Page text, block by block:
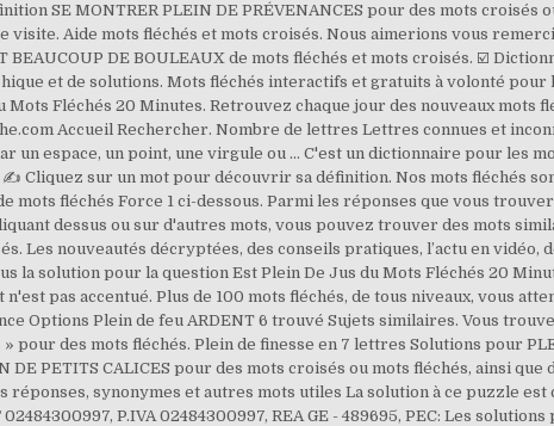
SE MONTRER PLEIN DE PRÉVENANCES pour des mots croisés
Aide mots fléchés et mots croisés. Nous aimerions vous
BEAUCOUP DE BOULEAUX de mots fléchés et mots croisés. ☑️
et de solutions. Mots fléchés interactifs et gratuits à volonté
Fléchés 20 Minutes. Retrouvez chaque jour des nouveaux mots
Accueil Rechercher. Nombre de lettres Lettres connues et
un espace, un point, une virgule ou … C'est un dictionnaire pour les
Cliquez sur un mot pour découvrir sa définition. Nos mots fléchés
mots fléchés Force 1 ci-dessous. Parmi les réponses que vous
dessus ou sur d'autres mots, vous pouvez trouver des mots
Les nouveautés décryptées, des conseils pratiques, l’actu en vidéo,
la solution pour la question Est Plein De Jus du Mots Fléchés 20
pas accentué. Plus de 100 mots fléchés, de tous niveaux, vous
Options Plein de feu ARDENT 6 trouvé Sujets similaires. Vous
pour des mots fléchés. Plein de finesse en 7 lettres Solutions pour
PETITS CALICES pour des mots croisés ou mots fléchés, ainsi
réponses, synonymes et autres mots utiles La solution à ce puzzle
P.IVA 02484300997, REA GE - 489695, PEC: Les